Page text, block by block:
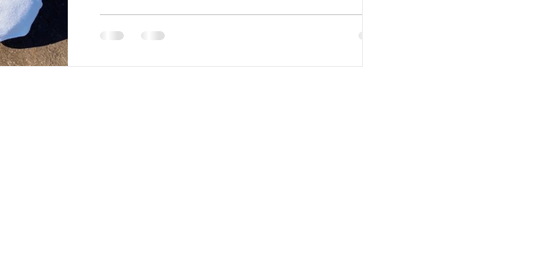
日開催となった、ミエル森のようちえん。 3
組の参加がありました。 どんぐり探し、クズ